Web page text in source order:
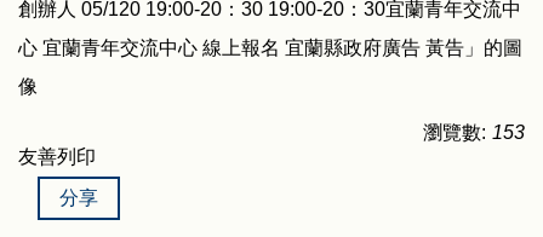
瀏覽數: 153
友善列印
分享